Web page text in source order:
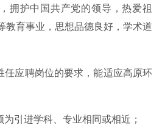
拥护中国共产党的领导，热爱祖
教育事业，思想品德良好，学术道
任应聘岗位的要求，能适应高原环
引进学科、专业相同或相近；